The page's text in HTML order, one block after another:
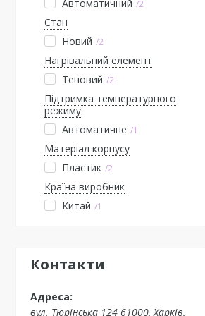
Автоматичний 2
Стан
Новий 2
Нагрівальний елемент
Теновий 2
Підтримка температурного
режиму
Автоматичне
1
Матеріал корпусу
Пластик 2
Країна виробник
Китай
1
Контакти
вул. Тюрінська 124 61000, Харків,